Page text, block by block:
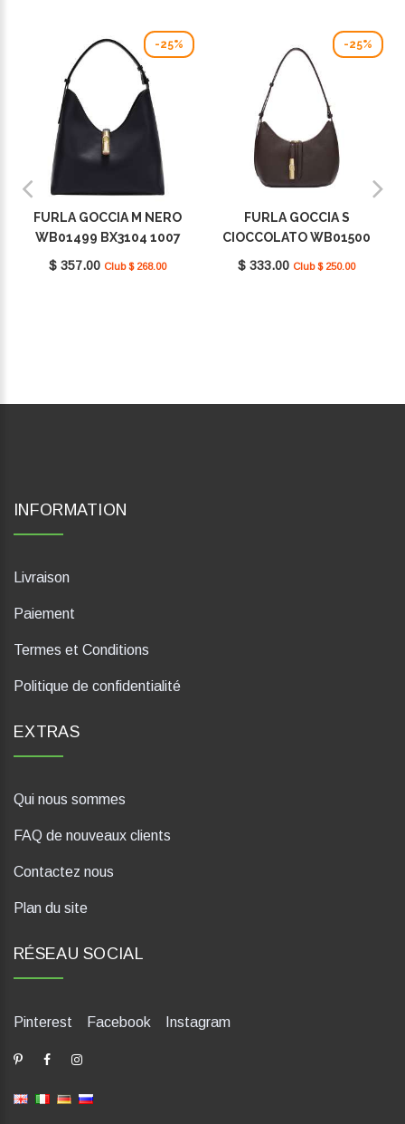
-25%
FURLA GOCCIA M NERO
WB01499 BX3104 1007
O6000
$ 357.00 Club $ 268.00
-25%
FURLA GOCCIA S
CIOCCOLATO WB01500
BX3353 1007 2460S
$ 333.00 Club $ 250.00
INFORMATION
Livraison
Paiement
Termes et Conditions
Politique de confidentialité
EXTRAS
Qui nous sommes
FAQ de nouveaux clients
Contactez nous
Plan du site
RÉSEAU SOCIAL
Pinterest Facebook Instagram